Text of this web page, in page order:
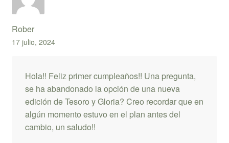
Rober
17 julio, 2024
Hola!! Feliz primer cumpleaños!! Una pregunta,
se ha abandonado la opción de una nueva
edición de Tesoro y Gloria? Creo recordar que en
algún momento estuvo en el plan antes del
cambio, un saludo!!